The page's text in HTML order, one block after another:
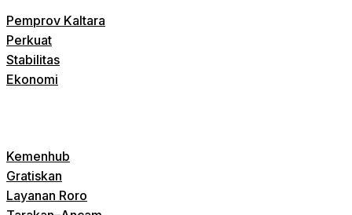
Pemprov Kaltara
Perkuat
Stabilitas
Ekonomi
Kemenhub
Gratiskan
Layanan Roro